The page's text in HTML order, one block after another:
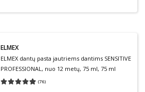
ELMEX
ELMEX dantų pasta jautriems dantims SENSITIVE
PROFESSIONAL, nuo 12 metų, 75 ml, 75 ml
(76)
Vidutinis įvertinimas 4.95